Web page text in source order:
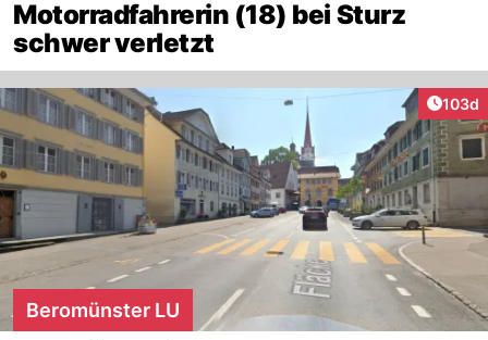
Motorradfahrerin (18) bei Sturz
schwer verletzt
103d
Beromünster LU